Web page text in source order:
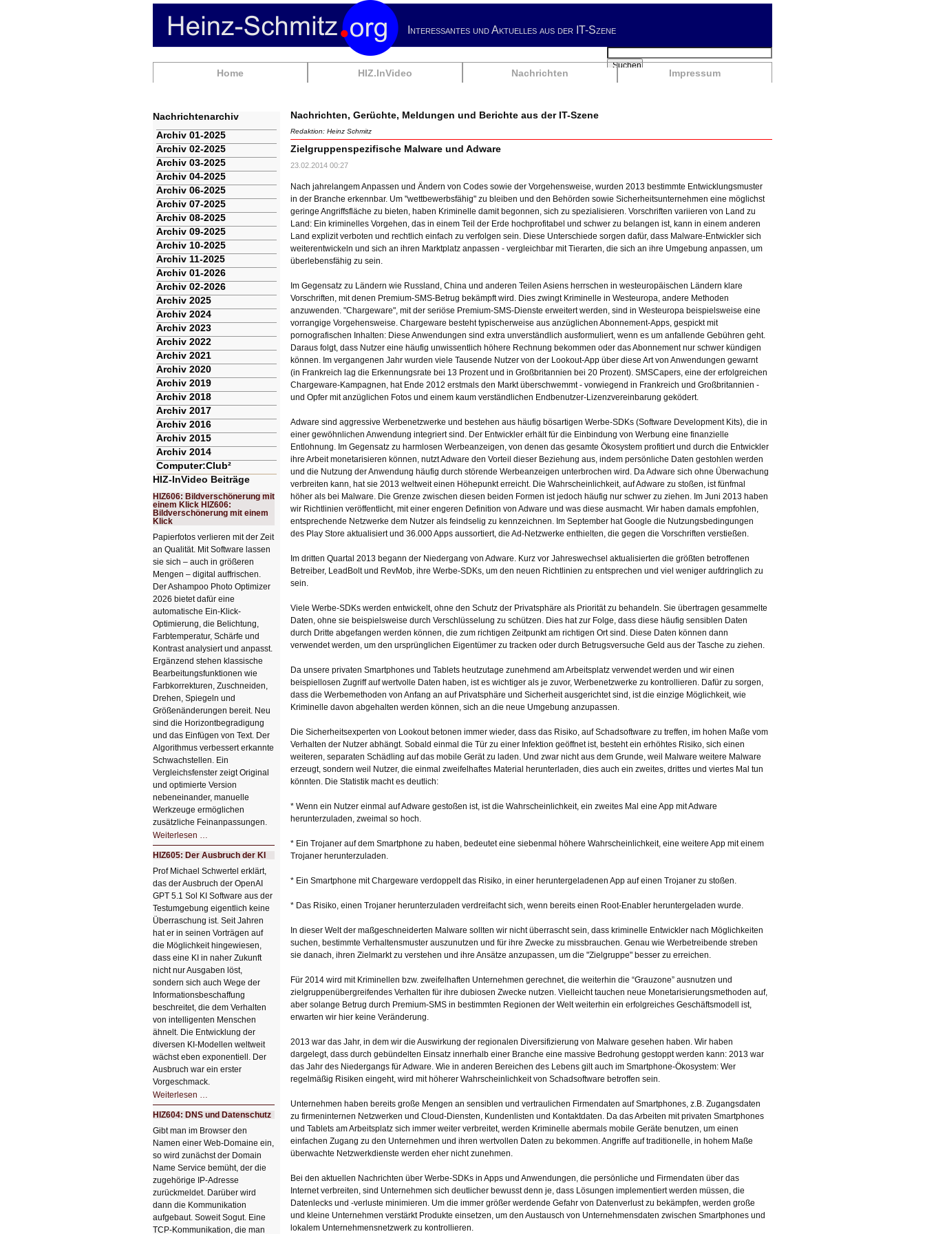
Interessantes und Aktuelles aus der IT-Szene
Navigation
Home HIZ.InVideo Nachrichten Impressum
Suchbegriffe
Suchen
Nachrichten, Gerüchte, Meldungen und Berichte aus der IT-Szene
Redaktion: Heinz Schmitz
Zielgruppenspezifische Malware und Adware
23.02.2014 00:27
Nach jahrelangem Anpassen und Ändern von Codes sowie der Vorgehensweise, wurden 2013 bestimmte Entwicklungsmuster
in der Branche erkennbar. Um "wettbewerbsfähig" zu bleiben und den Behörden sowie Sicherheitsunternehmen eine möglichst
geringe Angriffsfläche zu bieten, haben Kriminelle damit begonnen, sich zu spezialisieren. Vorschriften variieren von Land zu
Land: Ein kriminelles Vorgehen, das in einem Teil der Erde hochprofitabel und schwer zu belangen ist, kann in einem anderen
Land explizit verboten und rechtlich einfach zu verfolgen sein. Diese Unterschiede sorgen dafür, dass Malware-Entwickler sich
weiterentwickeln und sich an ihren Marktplatz anpassen - vergleichbar mit Tierarten, die sich an ihre Umgebung anpassen, um
überlebensfähig zu sein.
Im Gegensatz zu Ländern wie Russland, China und anderen Teilen Asiens herrschen in westeuropäischen Ländern klare
Vorschriften, mit denen Premium-SMS-Betrug bekämpft wird. Dies zwingt Kriminelle in Westeuropa, andere Methoden
anzuwenden. "Chargeware", mit der seriöse Premium-SMS-Dienste erweitert werden, sind in Westeuropa beispielsweise eine
vorrangige Vorgehensweise. Chargeware besteht typischerweise aus anzüglichen Abonnement-Apps, gespickt mit
pornografischen Inhalten: Diese Anwendungen sind extra unverständlich ausformuliert, wenn es um anfallende Gebühren geht.
Daraus folgt, dass Nutzer eine häufig unwissentlich höhere Rechnung bekommen oder das Abonnement nur schwer kündigen
können. Im vergangenen Jahr wurden viele Tausende Nutzer von der Lookout-App über diese Art von Anwendungen gewarnt
(in Frankreich lag die Erkennungsrate bei 13 Prozent und in Großbritannien bei 20 Prozent). SMSCapers, eine der erfolgreichen
Chargeware-Kampagnen, hat Ende 2012 erstmals den Markt überschwemmt - vorwiegend in Frankreich und Großbritannien -
und Opfer mit anzüglichen Fotos und einem kaum verständlichen Endbenutzer-Lizenzvereinbarung geködert.
Adware sind aggressive Werbenetzwerke und bestehen aus häufig bösartigen Werbe-SDKs (Software Development Kits), die in
einer gewöhnlichen Anwendung integriert sind. Der Entwickler erhält für die Einbindung von Werbung eine finanzielle
Entlohnung. Im Gegensatz zu harmlosen Werbeanzeigen, von denen das gesamte Ökosystem profitiert und durch die Entwickler
ihre Arbeit monetarisieren können, nutzt Adware den Vorteil dieser Beziehung aus, indem persönliche Daten gestohlen werden
und die Nutzung der Anwendung häufig durch störende Werbeanzeigen unterbrochen wird. Da Adware sich ohne Überwachung
verbreiten kann, hat sie 2013 weltweit einen Höhepunkt erreicht. Die Wahrscheinlichkeit, auf Adware zu stoßen, ist fünfmal
höher als bei Malware. Die Grenze zwischen diesen beiden Formen ist jedoch häufig nur schwer zu ziehen. Im Juni 2013 haben
wir Richtlinien veröffentlicht, mit einer engeren Definition von Adware und was diese ausmacht. Wir haben damals empfohlen,
entsprechende Netzwerke dem Nutzer als feindselig zu kennzeichnen. Im September hat Google die Nutzungsbedingungen
des Play Store aktualisiert und 36.000 Apps aussortiert, die Ad-Netzwerke enthielten, die gegen die Vorschriften verstießen.
Im dritten Quartal 2013 begann der Niedergang von Adware. Kurz vor Jahreswechsel aktualisierten die größten betroffenen
Betreiber, LeadBolt und RevMob, ihre Werbe-SDKs, um den neuen Richtlinien zu entsprechen und viel weniger aufdringlich zu
sein.
Viele Werbe-SDKs werden entwickelt, ohne den Schutz der Privatsphäre als Priorität zu behandeln. Sie übertragen gesammelte
Daten, ohne sie beispielsweise durch Verschlüsselung zu schützen. Dies hat zur Folge, dass diese häufig sensiblen Daten
durch Dritte abgefangen werden können, die zum richtigen Zeitpunkt am richtigen Ort sind. Diese Daten können dann
verwendet werden, um den ursprünglichen Eigentümer zu tracken oder durch Betrugsversuche Geld aus der Tasche zu ziehen.
Da unsere privaten Smartphones und Tablets heutzutage zunehmend am Arbeitsplatz verwendet werden und wir einen
beispiellosen Zugriff auf wertvolle Daten haben, ist es wichtiger als je zuvor, Werbenetzwerke zu kontrollieren. Dafür zu sorgen,
dass die Werbemethoden von Anfang an auf Privatsphäre und Sicherheit ausgerichtet sind, ist die einzige Möglichkeit, wie
Kriminelle davon abgehalten werden können, sich an die neue Umgebung anzupassen.
Die Sicherheitsexperten von Lookout betonen immer wieder, dass das Risiko, auf Schadsoftware zu treffen, im hohen Maße vom
Verhalten der Nutzer abhängt. Sobald einmal die Tür zu einer Infektion geöffnet ist, besteht ein erhöhtes Risiko, sich einen
weiteren, separaten Schädling auf das mobile Gerät zu laden. Und zwar nicht aus dem Grunde, weil Malware weitere Malware
erzeugt, sondern weil Nutzer, die einmal zweifelhaftes Material herunterladen, dies auch ein zweites, drittes und viertes Mal tun
könnten. Die Statistik macht es deutlich:
* Wenn ein Nutzer einmal auf Adware gestoßen ist, ist die Wahrscheinlichkeit, ein zweites Mal eine App mit Adware
herunterzuladen, zweimal so hoch.
* Ein Trojaner auf dem Smartphone zu haben, bedeutet eine siebenmal höhere Wahrscheinlichkeit, eine weitere App mit einem
Trojaner herunterzuladen.
* Ein Smartphone mit Chargeware verdoppelt das Risiko, in einer heruntergeladenen App auf einen Trojaner zu stoßen.
* Das Risiko, einen Trojaner herunterzuladen verdreifacht sich, wenn bereits einen Root-Enabler heruntergeladen wurde.
In dieser Welt der maßgeschneiderten Malware sollten wir nicht überrascht sein, dass kriminelle Entwickler nach Möglichkeiten
suchen, bestimmte Verhaltensmuster auszunutzen und für ihre Zwecke zu missbrauchen. Genau wie Werbetreibende streben
sie danach, ihren Zielmarkt zu verstehen und ihre Ansätze anzupassen, um die "Zielgruppe" besser zu erreichen.
Für 2014 wird mit Kriminellen bzw. zweifelhaften Unternehmen gerechnet, die weiterhin die “Grauzone” ausnutzen und
zielgruppenübergreifendes Verhalten für ihre dubiosen Zwecke nutzen. Vielleicht tauchen neue Monetarisierungsmethoden auf,
aber solange Betrug durch Premium-SMS in bestimmten Regionen der Welt weiterhin ein erfolgreiches Geschäftsmodell ist,
erwarten wir hier keine Veränderung.
2013 war das Jahr, in dem wir die Auswirkung der regionalen Diversifizierung von Malware gesehen haben. Wir haben
dargelegt, dass durch gebündelten Einsatz innerhalb einer Branche eine massive Bedrohung gestoppt werden kann: 2013 war
das Jahr des Niedergangs für Adware. Wie in anderen Bereichen des Lebens gilt auch im Smartphone-Ökosystem: Wer
regelmäßig Risiken eingeht, wird mit höherer Wahrscheinlichkeit von Schadsoftware betroffen sein.
Unternehmen haben bereits große Mengen an sensiblen und vertraulichen Firmendaten auf Smartphones, z.B. Zugangsdaten
zu firmeninternen Netzwerken und Cloud-Diensten, Kundenlisten und Kontaktdaten. Da das Arbeiten mit privaten Smartphones
und Tablets am Arbeitsplatz sich immer weiter verbreitet, werden Kriminelle abermals mobile Geräte benutzen, um einen
einfachen Zugang zu den Unternehmen und ihren wertvollen Daten zu bekommen. Angriffe auf traditionelle, in hohem Maße
überwachte Netzwerkdienste werden eher nicht zunehmen.
Bei den aktuellen Nachrichten über Werbe-SDKs in Apps und Anwendungen, die persönliche und Firmendaten über das
Internet verbreiten, sind Unternehmen sich deutlicher bewusst denn je, dass Lösungen implementiert werden müssen, die
Datenlecks und -verluste minimieren. Um die immer größer werdende Gefahr von Datenverlust zu bekämpfen, werden große
und kleine Unternehmen verstärkt Produkte einsetzen, um den Austausch von Unternehmensdaten zwischen Smartphones und
lokalem Unternehmensnetzwerk zu kontrollieren.
Nachrichtenarchiv
Navigation
überspringen
Archiv 01-2025
Archiv 02-2025
Archiv 03-2025
Archiv 04-2025
Archiv 06-2025
Archiv 07-2025
Archiv 08-2025
Archiv 09-2025
Archiv 10-2025
Archiv 11-2025
Archiv 01-2026
Archiv 02-2026
Archiv 2025
Archiv 2024
Archiv 2023
Archiv 2022
Archiv 2021
Archiv 2020
Archiv 2019
Archiv 2018
Archiv 2017
Archiv 2016
Archiv 2015
Archiv 2014
Computer:Club²
HIZ-InVideo Beiträge
HIZ606: Bildverschönerung mit
einem Klick HIZ606:
Bildverschönerung mit einem
Klick
Papierfotos verlieren mit der Zeit
an Qualität. Mit Software lassen
sie sich – auch in größeren
Mengen – digital auffrischen.
Der Ashampoo Photo Optimizer
2026 bietet dafür eine
automatische Ein-Klick-
Optimierung, die Belichtung,
Farbtemperatur, Schärfe und
Kontrast analysiert und anpasst.
Ergänzend stehen klassische
Bearbeitungsfunktionen wie
Farbkorrekturen, Zuschneiden,
Drehen, Spiegeln und
Größenänderungen bereit. Neu
sind die Horizontbegradigung
und das Einfügen von Text. Der
Algorithmus verbessert erkannte
Schwachstellen. Ein
Vergleichsfenster zeigt Original
und optimierte Version
nebeneinander, manuelle
Werkzeuge ermöglichen
zusätzliche Feinanpassungen.
Weiterlesen …
Bildverschönerung
mit
einem
Klick
HIZ606:
Bildverschönerung
mit
einem
Klick
HIZ605: Der Ausbruch der KI
Prof Michael Schwertel erklärt,
das der Ausbruch der OpenAI
GPT 5.1 Sol KI Software aus der
Testumgebung eigentlich keine
Überraschung ist. Seit Jahren
hat er in seinen Vorträgen auf
die Möglichkeit hingewiesen,
dass eine KI in naher Zukunft
nicht nur Ausgaben löst,
sondern sich auch Wege der
Informationsbeschaffung
beschreitet, die dem Verhalten
von intelligenten Menschen
ähnelt. Die Entwicklung der
diversen KI-Modellen weltweit
wächst eben exponentiell. Der
Ausbruch war ein erster
Vorgeschmack.
Weiterlesen …
Der
Ausbruch
der
KI
HIZ604: DNS und Datenschutz
Gibt man im Browser den
Namen einer Web-Domaine ein,
so wird zunächst der Domain
Name Service bemüht, der die
zugehörige IP-Adresse
zurückmeldet. Darüber wird
dann die Kommunikation
aufgebaut. Soweit Sogut. Eine
TCP-Kommunikation, die man